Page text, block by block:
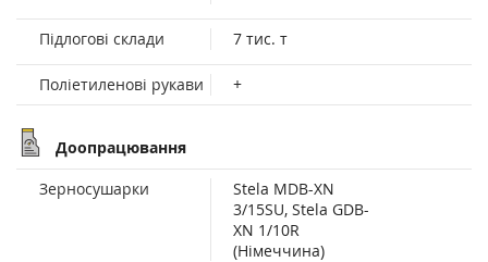
Підлогові склади 7 тис. т
Поліетиленові рукави +
Доопрацювання
Зерносушарки
Stela MDB-XN
3/15SU, Stela GDB-
XN 1/10R
(Німеччина)